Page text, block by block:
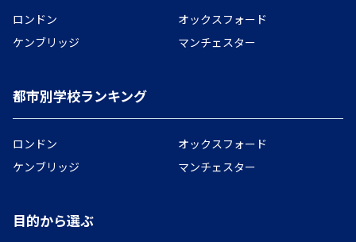
ロンドン
オックスフォード
ケンブリッジ
マンチェスター
都市別学校ランキング
ロンドン
オックスフォード
ケンブリッジ
マンチェスター
目的から選ぶ